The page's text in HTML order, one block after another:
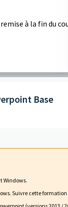
à la fin du
Base
Windows.
Suivre cette